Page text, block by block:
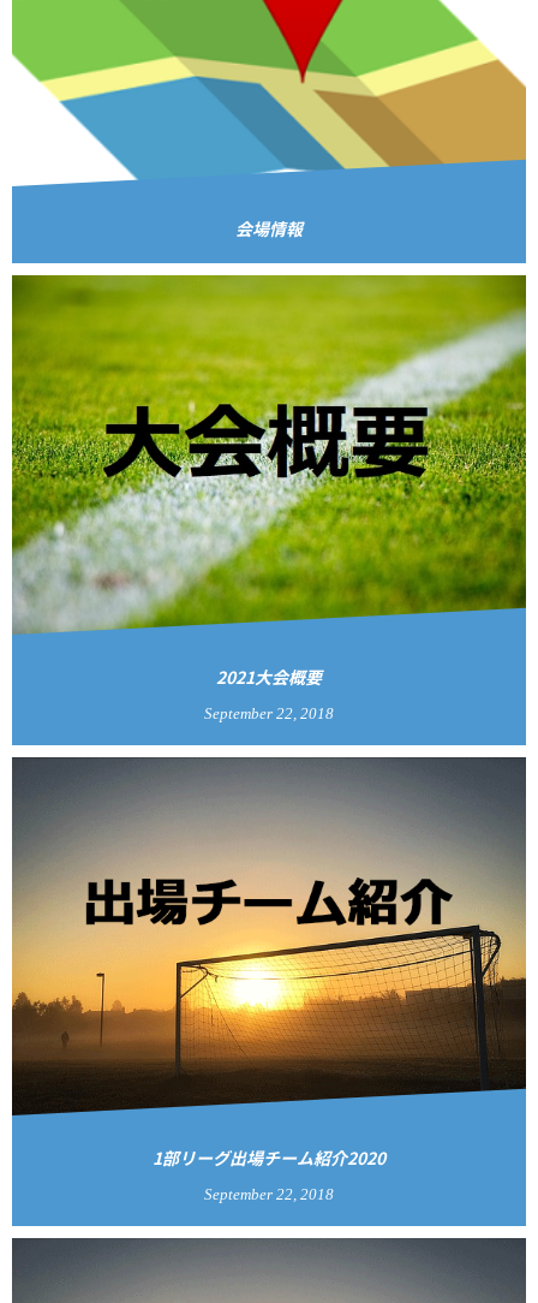
会場情報
2021大会概要
September 22 2018
1部リーグ出場チーム紹介2020
September 22, 2018